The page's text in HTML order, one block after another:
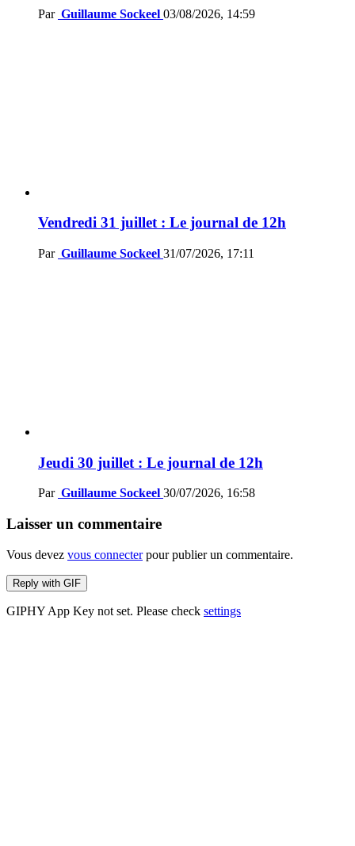
Par Guillaume Sockeel 03/08/2026, 14:59
Vendredi 31 juillet : Le journal de 12h
Par Guillaume Sockeel 31/07/2026, 17:11
Jeudi 30 juillet : Le journal de 12h
Par Guillaume Sockeel 30/07/2026, 16:58
Laisser un commentaire
Vous devez vous connecterpour publier un commentaire.
Reply with GIF
GIPHY App Key not set. Please check settings